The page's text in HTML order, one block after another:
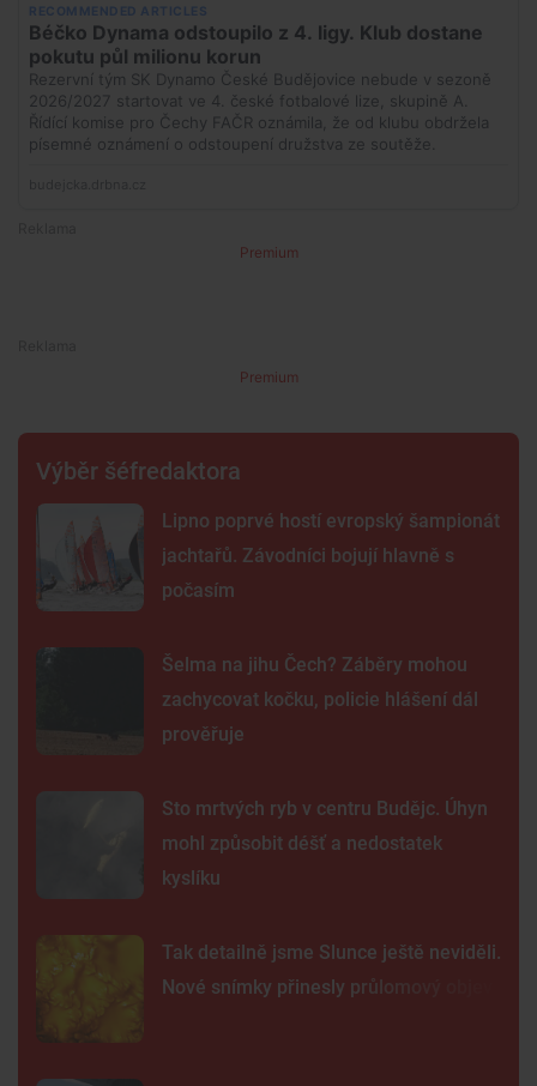
Premium
Premium
Výběr šéfredaktora
Lipno poprvé hostí evropský šampionát
jachtařů. Závodníci bojují hlavně s
počasím
Šelma na jihu Čech? Záběry mohou
zachycovat kočku, policie hlášení dál
prověřuje
Sto mrtvých ryb v centru Budějc. Úhyn
mohl způsobit déšť a nedostatek
kyslíku
Tak detailně jsme Slunce ještě neviděli.
Nové snímky přinesly průlomový objev